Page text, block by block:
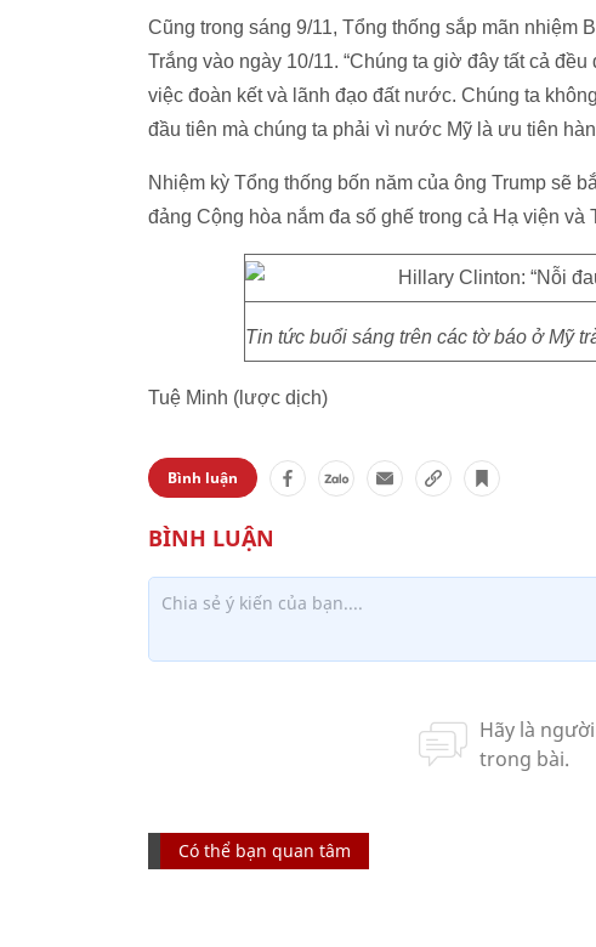
Cũng trong sáng 9/11, Tổng thống sắp mãn nhiệm
Trắng vào ngày 10/11. “Chúng ta giờ đây tất cả
việc đoàn kết và lãnh đạo đất nước. Chúng ta
đầu tiên mà chúng ta phải vì nước Mỹ là ưu tiên
Nhiệm kỳ Tổng thống bốn năm của ông Trump sẽ
đảng Cộng hòa nắm đa số ghế trong cả Hạ viện và
Tin tức buổi sáng trên các tờ báo ở Mỹ
Tuệ Minh (lược dịch)
Bình luận
Có thể bạn quan tâm